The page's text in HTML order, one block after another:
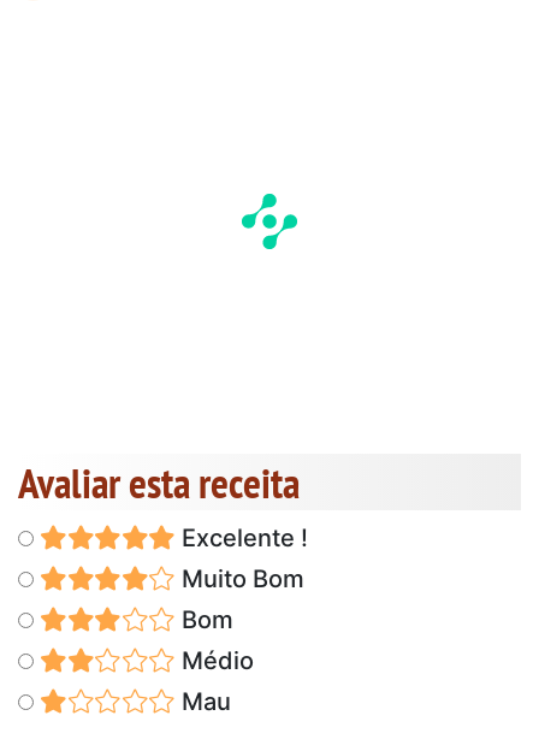
Avaliar esta receita
Excelente !
Muito Bom
Bom
Médio
Mau